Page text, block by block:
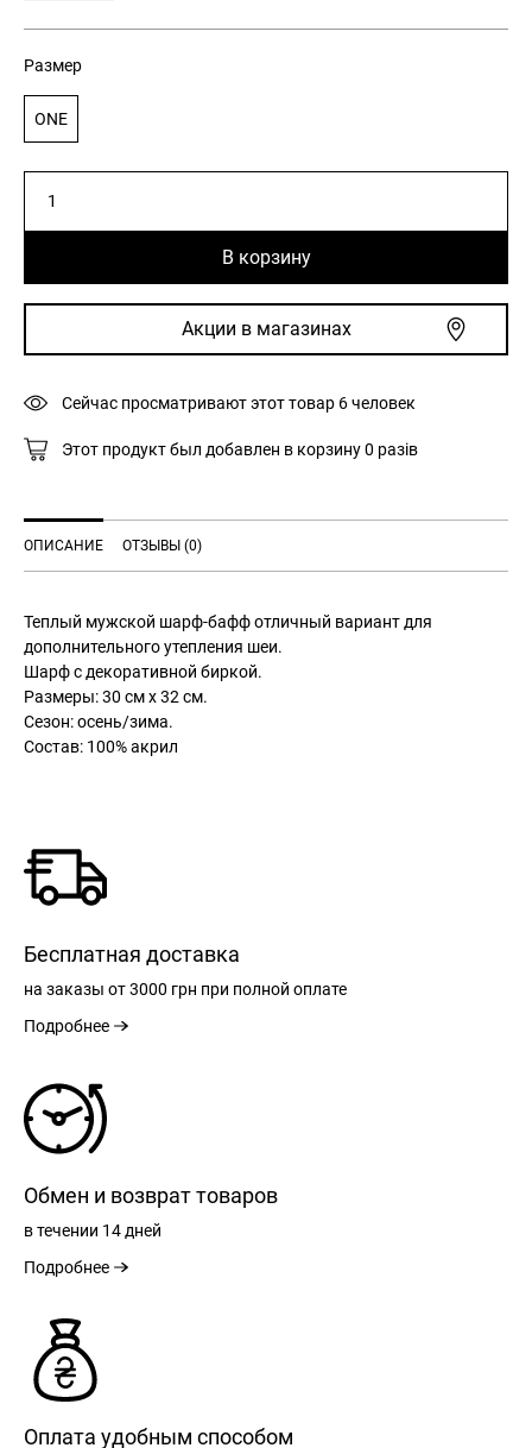
Размер
ONE
товара
Мужской
бафф
с
биркой
меланжа
В корзину
Акции в магазинах
Сейчас просматривают этот товар 6человек
Этот продукт был добавлен в корзину0 разів
ОПИСАНИЕ ОТЗЫВЫ (0)
Теплый мужской шарф-бафф отличный вариант для
дополнительного утепления шеи.
Шарф с декоративной биркой.
Размеры: 30 см х 32 см.
Сезон: осень/зима.
Состав: 100% акрил
Бесплатная доставка
на заказы от 3000 грн при полной оплате
Подробнее
Обмен и возврат товаров
в течении 14 дней
Подробнее
Оплата удобным способом